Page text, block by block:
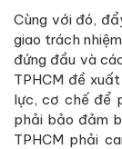
Cùng với đó,
giao trách
đứng đầu và
TPHCM đề
lực, cơ chế để
phải bảo đảm
TPHCM phải